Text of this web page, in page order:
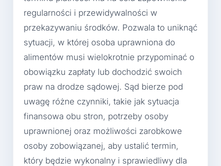
regularności i przewidywalności w
przekazywaniu środków. Pozwala to uniknąć
sytuacji, w której osoba uprawniona do
alimentów musi wielokrotnie przypominać o
obowiązku zapłaty lub dochodzić swoich
praw na drodze sądowej. Sąd bierze pod
uwagę różne czynniki, takie jak sytuacja
finansowa obu stron, potrzeby osoby
uprawnionej oraz możliwości zarobkowe
osoby zobowiązanej, aby ustalić termin,
który będzie wykonalny i sprawiedliwy dla